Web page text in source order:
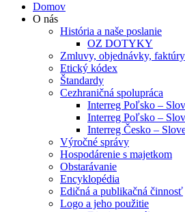
Domov
O nás
História a naše poslanie
OZ DOTYKY
Zmluvy, objednávky, faktúry
Etický kódex
Štandardy
Cezhraničná spolupráca
Interreg Poľsko –
Interreg Poľsko –
Interreg Česko –
Výročné správy
Hospodárenie s majetkom
Obstarávanie
Encyklopédia
Edičná a publikačná činnosť
Logo a jeho použitie